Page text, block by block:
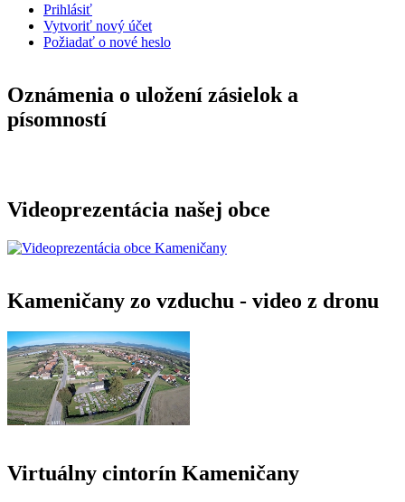
Prihlásiť
Vytvoriť nový účet
Požiadať o nové heslo
Oznámenia o uložení zásielok a
písomností
Videoprezentácia našej obce
Kameničany zo vzduchu - video z dronu
Virtuálny cintorín Kameničany